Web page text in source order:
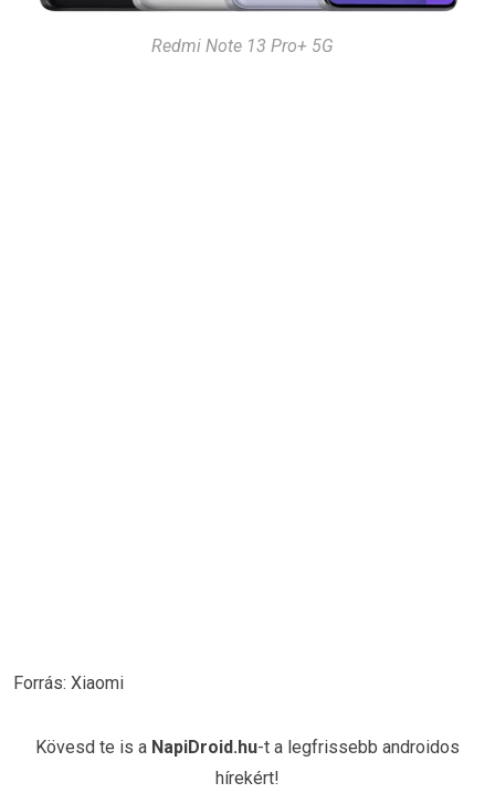
Redmi Note 13 Pro+ 5G
Forrás: Xiaomi
Kövesd te is a NapiDroid.hu-t a legfrissebb androidos
hírekért!